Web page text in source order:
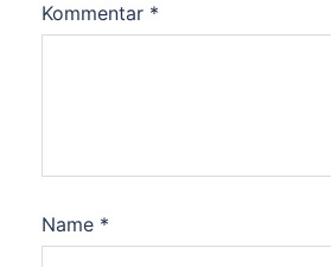
Kommentar *
Name *